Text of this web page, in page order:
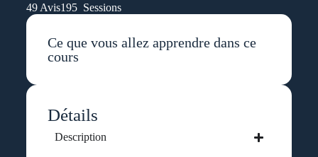
49 Avis195 Sessions
Ce que vous allez apprendre dans ce
cours
Détails
Description